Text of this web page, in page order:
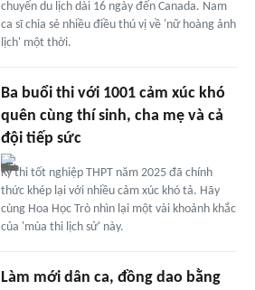
chuyến du lịch dài 16 ngày đến Canada. Nam
ca sĩ chia sẻ nhiều điều thú vị về 'nữ hoàng ảnh
lịch' một thời.
Ba buổi thi với 1001 cảm xúc khó
quên cùng thí sinh, cha mẹ và cả
đội tiếp sức
Kỳ thi tốt nghiệp THPT năm 2025 đã chính
thức khép lại với nhiều cảm xúc khó tả. Hãy
cùng Hoa Học Trò nhìn lại một vài khoảnh khắc
của 'mùa thi lịch sử' này.
Làm mới dân ca, đồng dao bằng